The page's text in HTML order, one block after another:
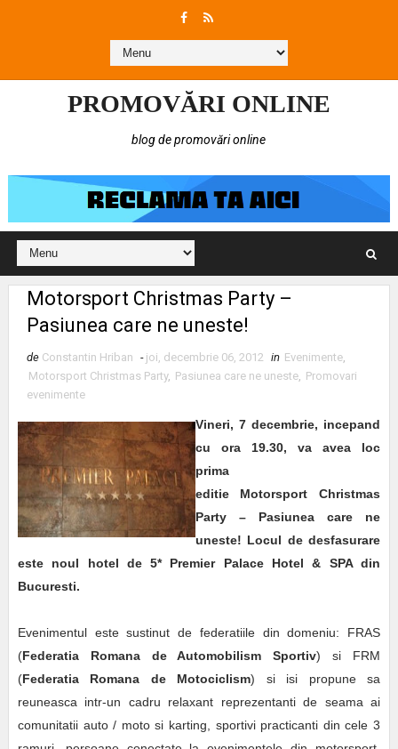
PROMOVĂRI ONLINE
blog de promovări online
Motorsport Christmas Party –
Pasiunea care ne uneste!
de Constantin Hriban - joi, decembrie 06, 2012 in Evenimente,
Motorsport Christmas Party, Pasiunea care ne uneste, Promovari
evenimente
Vineri, 7 decembrie, incepand
cu ora 19.30, va avea loc
prima
editie Motorsport Christmas
Party – Pasiunea care ne
uneste! Locul de desfasurare
este noul hotel de 5* Premier Palace Hotel & SPA din
Bucuresti.
Evenimentul este sustinut de federatiile din domeniu: FRAS
(Federatia Romana de Automobilism Sportiv) si FRM
(Federatia Romana de Motociclism) si isi propune sa
reuneasca intr-un cadru relaxant reprezentanti de seama ai
comunitatii auto / moto si karting, sportivi practicanti din cele 3